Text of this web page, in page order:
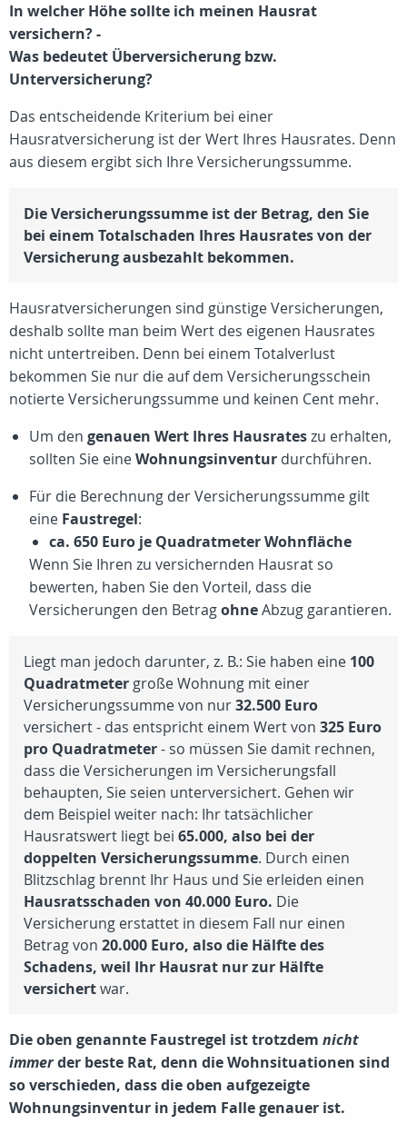
In welcher Höhe sollte ich meinen Hausrat
versichern? -
Was bedeutet Überversicherung bzw.
Unterversicherung?
Das entscheidende Kriterium bei einer
Hausratversicherung ist der Wert Ihres Hausrates. Denn
aus diesem ergibt sich Ihre Versicherungssumme.
Die Versicherungssumme ist der Betrag, den Sie
bei einem Totalschaden Ihres Hausrates von der
Versicherung ausbezahlt bekommen.
Hausratversicherungen sind günstige Versicherungen,
deshalb sollte man beim Wert des eigenen Hausrates
nicht untertreiben. Denn bei einem Totalverlust
bekommen Sie nur die auf dem Versicherungsschein
notierte Versicherungssumme und keinen Cent mehr.
Um den genauen Wert Ihres Hausrateszu erhalten,
sollten Sie eineWohnungsinventur durchführen.
Für die Berechnung der Versicherungssumme gilt
eine Faustregel:
ca. 650 Euro je Quadratmeter Wohnfläche
Wenn Sie Ihren zu versichernden Hausrat so
bewerten, haben Sie den Vorteil, dass die
Versicherungen den BetragohneAbzug garantieren.
Liegt man jedoch darunter, z. B.: Sie haben eine 100
Quadratmetergroße Wohnung mit einer
Versicherungssumme von nur32.500 Euro
versichert - das entspricht einem Wert von 325 Euro
pro Quadratmeter- so müssen Sie damit rechnen,
dass die Versicherungen im Versicherungsfall
behaupten, Sie seien unterversichert. Gehen wir
dem Beispiel weiter nach: Ihr tatsächlicher
Hausratswert liegt bei 65.000, also bei der
doppelten Versicherungssumme. Durch einen
Blitzschlag brennt Ihr Haus und Sie erleiden einen
Hausratsschaden von 40.000 Euro. Die
Versicherung erstattet in diesem Fall nur einen
Betrag von 20.000 Euro, also die Hälfte des
Schadens, weil Ihr Hausrat nur zur Hälfte
versichertwar.
Die oben genannte Faustregel ist trotzdem nicht
immerder beste Rat, denn die Wohnsituationen sind
so verschieden, dass die oben aufgezeigte
Wohnungsinventur in jedem Falle genauer ist.